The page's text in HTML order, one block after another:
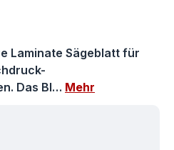
Laminate Sägeblatt für
Das Bl… Mehr